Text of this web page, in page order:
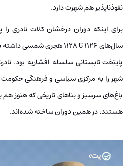
نفوذناپذیر هم شهرت دارد.
برای اینکه دوران درخشان کلات نادری را
سال‌های ۱۱۲۶ تا ۱۱۲۸ هجری
پایتخت تابستانی سلسله افشاریه بود.
شهر را به مرکزی سیاسی و فرهنگی حکومت
باغ‌های سرسبز و بناهای تاریخی که هنوز هم
هستند، در همین دوران ساخته شده‌اند.